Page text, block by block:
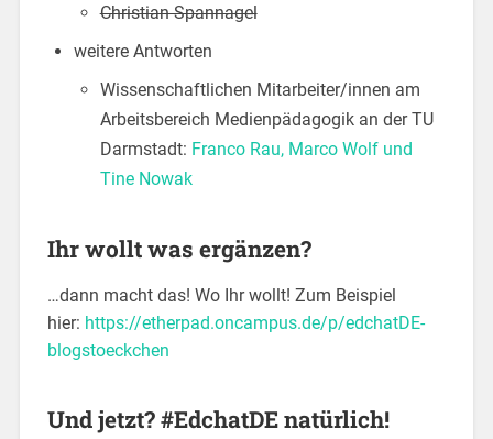
Christian Spannagel
weitere Antworten
Wissenschaftlichen Mitarbeiter/innen am
Arbeitsbereich Medienpädagogik an der TU
Darmstadt: Franco Rau, Marco Wolf und
Tine Nowak
Ihr wollt was ergänzen?
…dann macht das! Wo Ihr wollt! Zum Beispiel
hier: https://etherpad.oncampus.de/p/edchatDE-
blogstoeckchen
Und jetzt? #EdchatDE natürlich!